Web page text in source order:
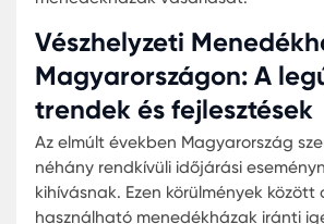
Bár Magyarország
katasztrófák tekinteté
felkészülten álljunk a
vállalat és szervezet is
menedékházak
országban, készen állva a